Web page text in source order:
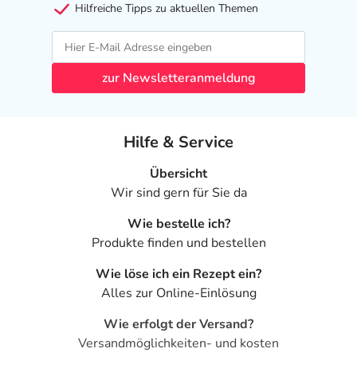
Hilfreiche Tipps zu aktuellen Themen
zur Newsletteranmeldung
Hilfe & Service
Übersicht
Wir sind gern für Sie da
Wie bestelle ich?
Produkte finden und bestellen
Wie löse ich ein Rezept ein?
Alles zur Online-Einlösung
Wie erfolgt der Versand?
Versandmöglichkeiten- und kosten